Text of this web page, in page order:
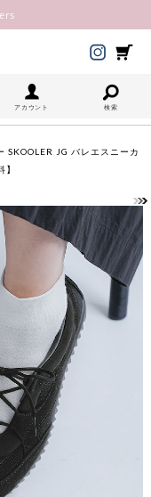
アカウント 検索
JG バレエスニーカ